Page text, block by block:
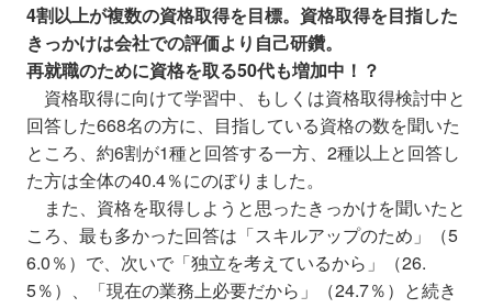
4割以上が複数の資格取得を目標。資格取得を目指した
きっかけは会社での評価より自己研鑽。
再就職のために資格を取る50代も増加中！？
資格取得に向けて学習中、もしくは資格取得検討中と
回答した668名の方に、目指している資格の数を聞いた
ところ、約6割が1種と回答する一方、2種以上と回答し
た方は全体の40.4％にのぼりました。
また、資格を取得しようと思ったきっかけを聞いたと
ころ、最も多かった回答は「スキルアップのため」（5
6.0％）で、次いで「独立を考えているから」（26.
5％）、「現在の業務上必要だから」（24.7％）と続き